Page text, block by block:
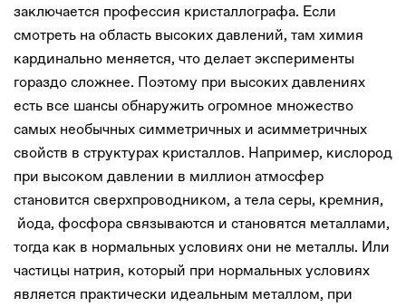
заключается профессия кристаллографа. Если
смотреть на область высоких давлений, там химия
кардинально меняется, что делает эксперименты
гораздо сложнее. Поэтому при высоких давлениях
есть все шансы обнаружить огромное множество
самых необычных симметричных и асимметричных
свойств в структурах кристаллов. Например, кислород
при высоком давлении в миллион атмосфер
становится сверхпроводником, а тела серы, кремния,
йода, фосфора связываются и становятся металлами,
тогда как в нормальных условиях они не металлы. Или
частицы натрия, который при нормальных условиях
является практически идеальным металлом, при